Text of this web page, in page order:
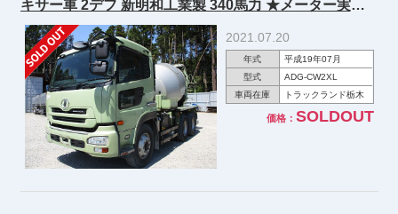
キサー車 2デフ 新明和工業製 340馬力 ★メーター実走
行約27.4万㎞！★
2021.07.20
年式
平成19年07月
型式
ADG-CW2XL
車両在庫
トラックランド栃木
価格： SOLDOUT